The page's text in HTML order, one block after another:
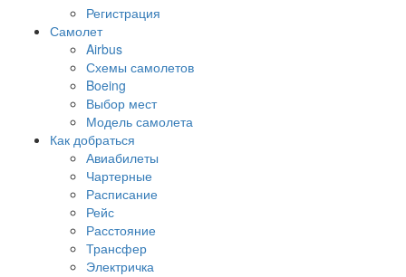
Регистрация
Самолет
Airbus
Схемы самолетов
Boeing
Выбор мест
Модель самолета
Как добраться
Авиабилеты
Чартерные
Расписание
Рейс
Расстояние
Трансфер
Электричка